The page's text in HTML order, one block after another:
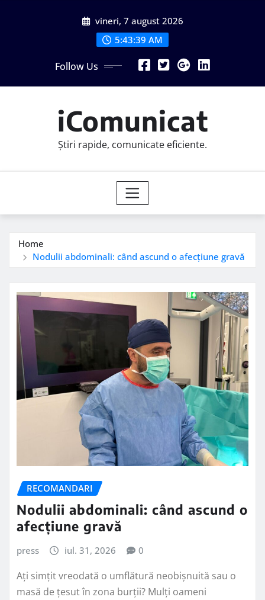
vineri, 7 august 2026
5:43:40 AM
Follow Us
iComunicat
Știri rapide, comunicate eficiente.
Home
Nodulii abdominali: când ascund o afecțiune gravă
RECOMANDARI
Nodulii abdominali: când ascund o
afecțiune gravă
press iul. 31, 2026 0
Ați simțit vreodată o umflătură neobișnuită sau o
masă de țesut în zona burții? Mulți oameni